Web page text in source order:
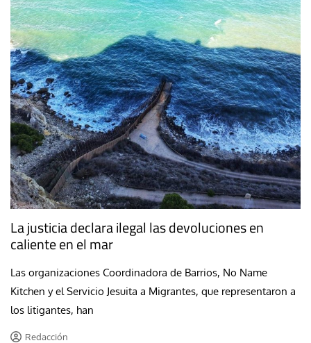
La justicia declara ilegal las devoluciones en
caliente en el mar
Las organizaciones Coordinadora de Barrios, No Name
Kitchen y el Servicio Jesuita a Migrantes, que representaron a
los litigantes, han
Redacción